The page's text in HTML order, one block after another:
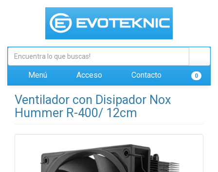
Menú Acceso Contacto 0
Ventilador con Disipador Nox
Hummer R-400/ 12cm